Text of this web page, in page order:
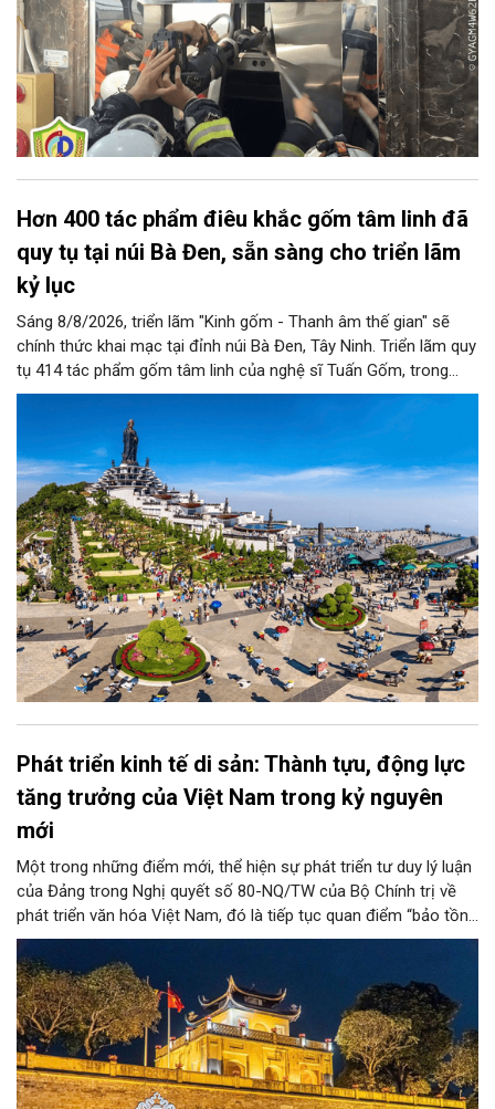
Hơn 400 tác phẩm điêu khắc gốm tâm linh đã
quy tụ tại núi Bà Đen, sẵn sàng cho triển lãm
kỷ lục
Sáng 8/8/2026, triển lãm "Kinh gốm - Thanh âm thế gian" sẽ
chính thức khai mạc tại đỉnh núi Bà Đen, Tây Ninh. Triển lãm quy
tụ 414 tác phẩm gốm tâm linh của nghệ sĩ Tuấn Gốm, trong
không gian nghệ thuật sắp đặt nghệ thuật trên đỉnh núi quy mô
lớn nhất Việt Nam.
Phát triển kinh tế di sản: Thành tựu, động lực
tăng trưởng của Việt Nam trong kỷ nguyên
mới
Một trong những điểm mới, thể hiện sự phát triển tư duy lý luận
của Đảng trong Nghị quyết số 80-NQ/TW của Bộ Chính trị về
phát triển văn hóa Việt Nam, đó là tiếp tục quan điểm “bảo tồn
và phát huy giá trị di sản văn hóa gắn kết với phát triển kinh tế -
xã hội và du lịch”; đồng thời, nâng lên một tầm cao mới: “phát
triển kinh tế di sản”.